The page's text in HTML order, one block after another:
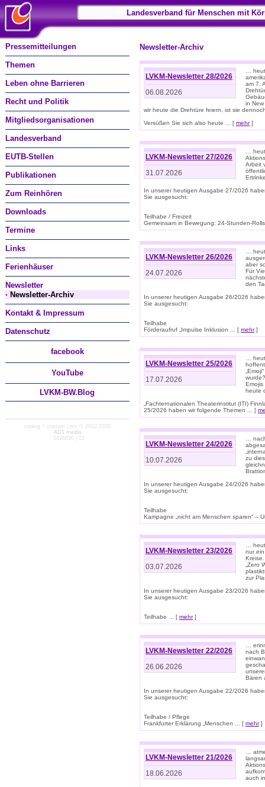
Landesverband für Menschen mit
Pressemitteilungen
Themen
Leben ohne Barrieren
Recht und Politik
Mitgliedsorganisationen
Landesverband
EUTB-Stellen
Publikationen
Zum Reinhören
Downloads
Termine
Links
Ferienhäuser
Newsletter
· Newsletter-Archiv
Kontakt & Impressum
Datenschutz
facebook
YouTube
LVKM-BW.Blog
coding + custom cms © 2002-2026
AD1 media
· 2626830 | 12
Newsletter-Archiv
LVKM-Newsletter 28/2026
06.08.2026
…
am 7.
in
wir heute die Drehtüre feiern, ist sie
Versüßen Sie sich also heute ... [ mehr]
LVKM-Newsletter 27/2026
31.07.2026
…
Arbeit
In unserer heutigen Ausgabe 27/2026
Sie ausgesucht:
Teilhabe / Freizeit
Gemeinsam in Bewegung: 24-Stunden-
LVKM-Newsletter 26/2026
24.07.2026
…
aber
Für
den
In unserer heutigen Ausgabe 26/2026
Sie ausgesucht:
Teilhabe
Förderaufruf „Impulse Inklusion ... [ mehr]
LVKM-Newsletter 25/2026
17.07.2026
…
Emojis
heute
„Fachternationalen Theaterinstitut (ITI)
25/2026 haben wir folgende Themen ... [
LVKM-Newsletter 24/2026
10.07.2026
…
zu
In unserer heutigen Ausgabe 24/2026
Sie ausgesucht:
Teilhabe
Kampagne „nicht am Menschen sparen“ –
LVKM-Newsletter 23/2026
03.07.2026
…
nur
„Zero
zur
In unserer heutigen Ausgabe 23/2026
Sie ausgesucht:
Teilhabe ... [ mehr]
LVKM-Newsletter 22/2026
26.06.2026
…
nach
Bären
In unserer heutigen Ausgabe 22/2026
Sie ausgesucht:
Teilhabe / Pflege
Frankfurter Erklärung „Menschen ... [ mehr]
LVKM-Newsletter 21/2026
18.06.2026
…
auch